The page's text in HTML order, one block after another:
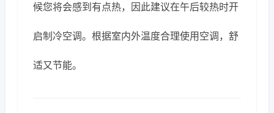
候您将会感到有点热，因此建议在午后较热时开
启制冷空调。根据室内外温度合理使用空调，舒
适又节能。